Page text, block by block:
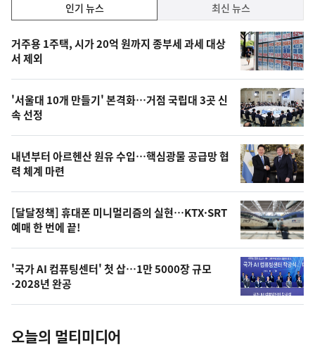
기,
최
신,
오
늘
의
영
상
오
늘
의
사
진
인기 뉴스 최신 뉴스
기
뉴
스
거주용 1주택, 시가 20억 원까지 종부세 과세 대상
서 제외
'서울대 10개 만들기' 본격화…거점 국립대 3곳 신
속 선정
내년부터 아르헨산 원유 수입…핵심광물 공급망 협
력 체계 마련
[달달정책] 휴대폰 미니멀리즘의 실현…KTX·SRT
예매 한 번에 끝!
'국가 AI 컴퓨팅센터' 첫 삽…1만 5000장 규모
·2028년 완공
오늘의 멀티미디어